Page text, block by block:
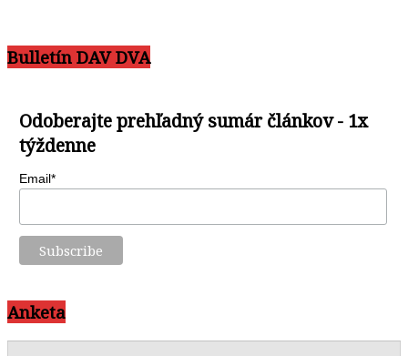
Bulletín DAV DVA
Odoberajte prehľadný sumár článkov - 1x
týždenne
Email*
Anketa